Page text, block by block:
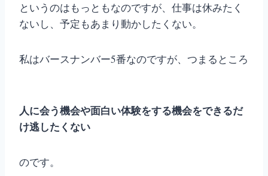
というのはもっともなのですが、仕事は休みたく
ないし、予定もあまり動かしたくない。
私はバースナンバー5番なのですが、つまるところ
人に会う機会や面白い体験をする機会をできるだ
け逃したくない
のです。